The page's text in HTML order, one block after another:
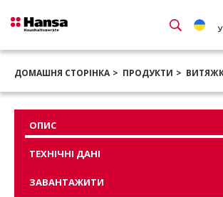
ДОМАШНЯ СТОРІНКА ПРОДУКТИ
ОПИС
ТЕХНІЧНІ ДАНІ
ЗАВАНТАЖИТИ